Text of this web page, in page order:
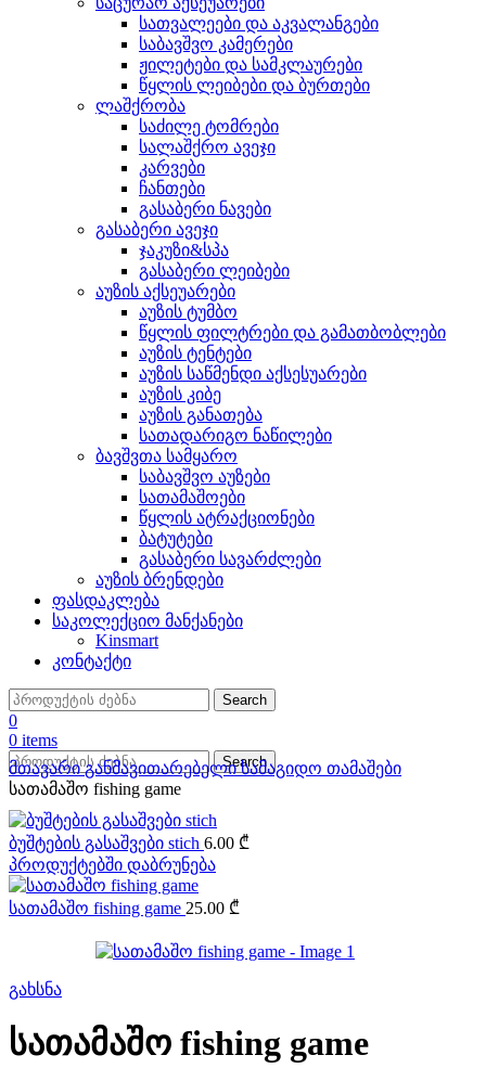
სათვალეები და აკვალანგები
საბავშვო კამერები
ჟილეტები და სამკლაურები
წყლის ლეიბები და ბურთები
ლაშქრობა
საძილე ტომრები
სალაშქრო ავეჯი
კარვები
ჩანთები
გასაბერი ნავები
გასაბერი ავეჯი
ჯაკუზი&სპა
გასაბერი ლეიბები
აუზის აქსეუარები
აუზის ტუმბო
წყლის ფილტრები და გამათბობლები
აუზის ტენტები
აუზის საწმენდი აქსესუარები
აუზის კიბე
აუზის განათება
სათადარიგო ნაწილები
ბავშვთა სამყარო
საბავშვო აუზები
სათამაშოები
წყლის ატრაქციონები
ბატუტები
გასაბერი სავარძლები
აუზის ბრენდები
ფასდაკლება
საკოლექციო მანქანები
Kinsmart
კონტაქტი
Search
0
0 items
Search
მთავარიგანმავითარებელისამაგიდო თამაშები
სათამაშო fishing game
ბუშტების გასაშვები stich 6.00 ₾
პროდუქტებში დაბრუნება
სათამაშო fishing game 25.00 ₾
გახსნა
სათამაშო fishing game